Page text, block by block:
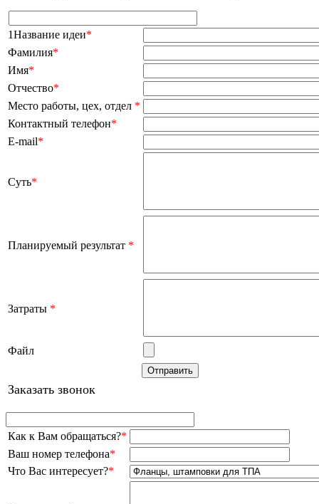
1Название идеи*
Фамилия*
Имя*
Отчество*
Место работы, цех, отдел *
Контактный телефон*
E-mail*
Суть*
Планируемый результат *
Затраты *
Файл
Заказать звонок
Как к Вам обращаться?*
Ваш номер телефона*
Что Вас интересует?*